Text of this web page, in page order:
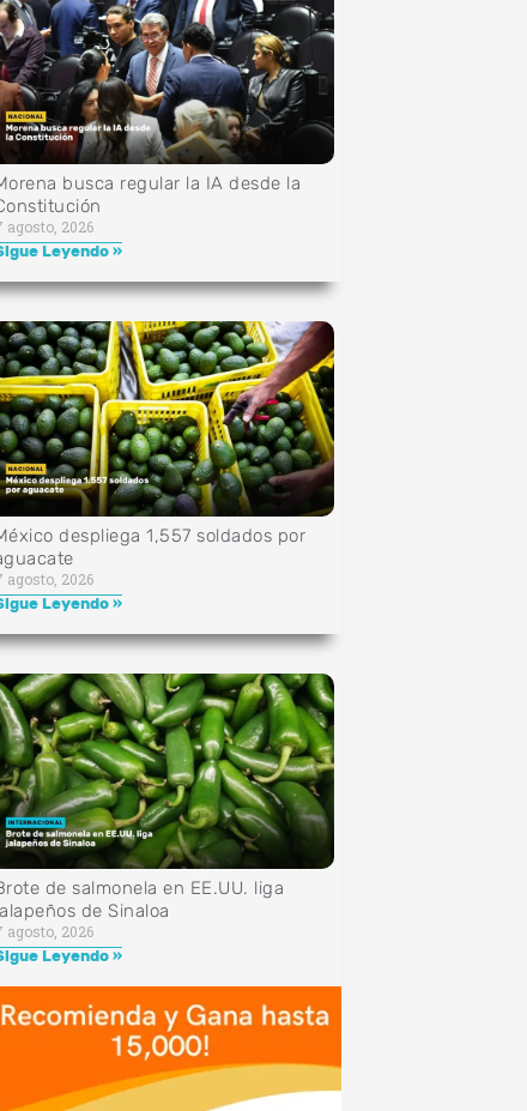
busca regular la IA desde la
agosto, 2026
Leyendo »
despliega 1,557 soldados por
agosto, 2026
Leyendo »
de salmonela en EE.UU. liga
de Sinaloa
agosto, 2026
Leyendo »